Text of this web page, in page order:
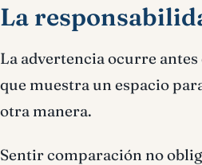
La
La advertencia ocurre antes
que muestra un espacio
otra manera.
Sentir comparación no